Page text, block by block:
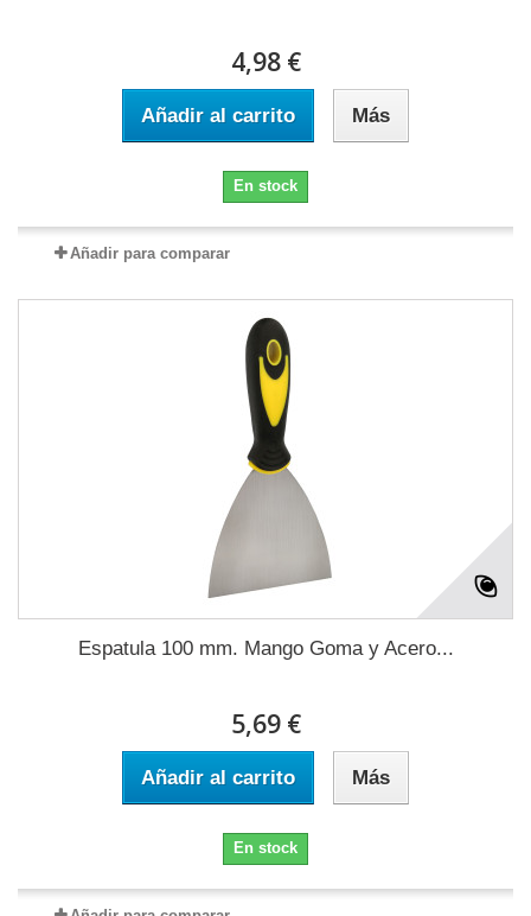
4,98 €
Añadir al carrito Más
En stock
Añadir para comparar
Espatula 100 mm. Mango Goma y Acero...
5,69 €
Añadir al carrito Más
En stock